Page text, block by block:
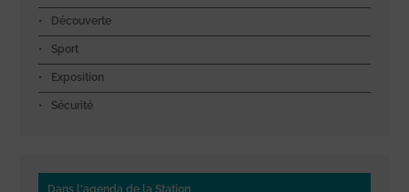
Découverte
Sport
Exposition
Sécurité
Dans l'agenda de la Station